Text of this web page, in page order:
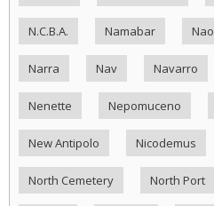
N.C.B.A. Namabar Nao
Narra Nav Navarro
Nenette Nepomuceno
New Antipolo Nicodemus
North Cemetery North Port